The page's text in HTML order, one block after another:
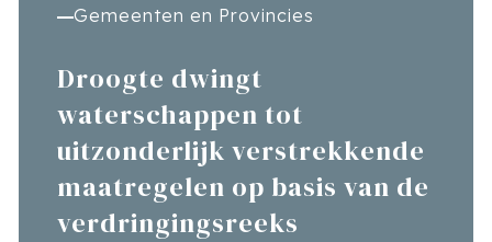
Gemeenten en Provincies
Droogte dwingt
waterschappen tot
uitzonderlijk verstrekkende
maatregelen op basis van de
verdringingsreeks